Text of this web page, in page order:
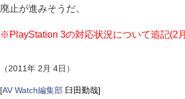
廃止が進みそうだ。
※PlayStation 3の対応状況について追記(2
（2011年 2月 4日）
[AV Watch編集部 臼田勤哉]